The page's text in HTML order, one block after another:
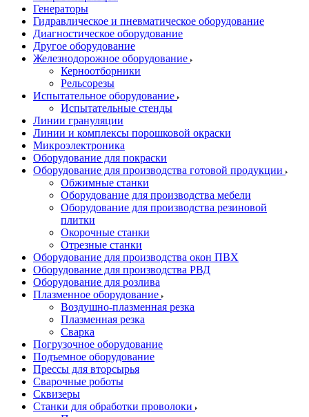
Генераторы
Гидравлическое и пневматическое оборудование
Диагностическое оборудование
Другое оборудование
Железнодорожное оборудование
Керноотборники
Рельсорезы
Испытательное оборудование
Испытательные стенды
Линии грануляции
Линии и комплексы порошковой окраски
Микроэлектроника
Оборудование для покраски
Оборудование для производства готовой продукции
Обжимные станки
Оборудование для производства мебели
Оборудование для производства резиновой
плитки
Окорочные станки
Отрезные станки
Оборудование для производства окон ПВХ
Оборудование для производства РВД
Оборудование для розлива
Плазменное оборудование
Воздушно-плазменная резка
Плазменная резка
Сварка
Погрузочное оборудование
Подъемное оборудование
Прессы для вторсырья
Сварочные роботы
Сквизеры
Станки для обработки проволоки